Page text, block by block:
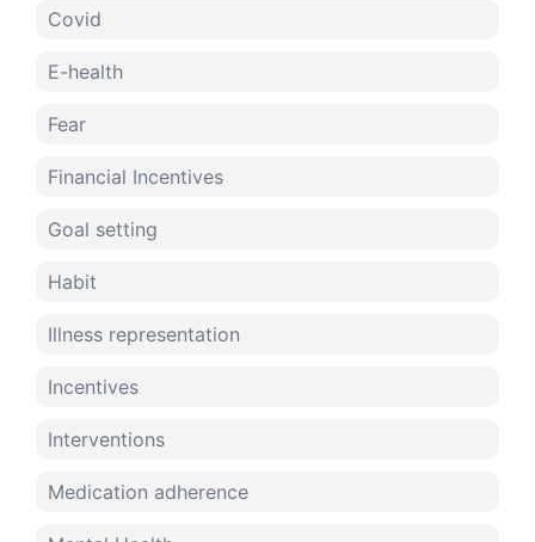
Covid
E-health
Fear
Financial Incentives
Goal setting
Habit
Illness representation
Incentives
Interventions
Medication adherence